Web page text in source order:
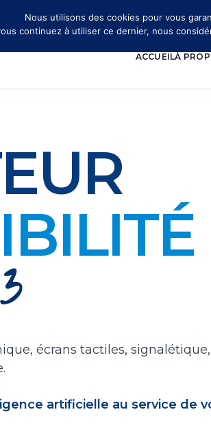
ACCUEILÀ
écrans tactiles, signalétique,
artificielle au service de
Nous utilisons des cookies pour vous
continuez à utiliser ce dernier, nous